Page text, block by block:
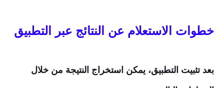
خطوات الاستعلام عن النتائج عبر التطبيق
بعد تثبيت التطبيق، يمكن استخراج النتيجة من خلال